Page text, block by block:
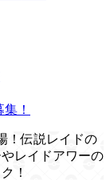
！
！伝説レイドの
レイドアワーの
！